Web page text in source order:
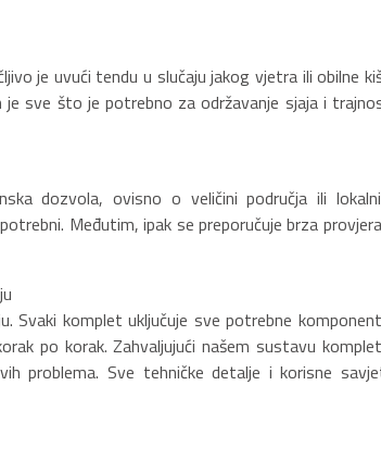
je uvući tendu u slučaju jakog vjetra ili obilne
je sve što je potrebno za održavanje sjaja i
dozvola, ovisno o veličini područja ili
Međutim, ipak se preporučuje brza
Svaki komplet uključuje sve potrebne
po korak. Zahvaljujući našem sustavu
problema. Sve tehničke detalje i korisne